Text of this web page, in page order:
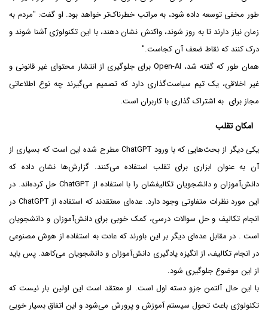
طور مخفی توسعه داده شود، به مراتب خطرناک‌تر خواهد بود. او گفت: "مردم به
زمان نیاز دارند تا به روز شوند، واکنش نشان دهند، با این تکنولوژی آشنا شوند و
درک کنند که نقاط ضعف آن کجاست."
همان طور که گفته شد، Open-AI برای جلوگیری از انتشار محتوای غیر قانونی و
غیر اخلاقی، یک تیم سیاست‌گذاری دارد که تصمیم می‌گیرند چه نوع اطلاعاتی
مجاز برای به اشتراک گذاری با کاربران است.
امکان تقلب
یکی دیگر از بحث‌هایی که با ورود ChatGPT مطرح شده این است که بسیاری از
آن به عنوان ابزاری برای تقلب استفاده می‌کنند. گزارش‌ها نشان داده که
دانش‌آموزان و دانشجویان تکالیفشان را با استفاده از ChatGPT حل کرده‌اند. در
این مورد نظرات متفاوتی وجود دارد. عده‌ای معتقدند که استفاده از ChatGPT در
انجام تکالیف و حل سوالات درسی، کمک خوبی برای دانش‌آموزان و دانشجویان
است . در مقابل عده‌ای دیگر بر این باورند که عادت به استفاده از هوش مصنوعی
در انجام تکالیف، از انگیزه یادگیری دانش‌آموزان و دانشجویان می‌کاهد. پس باید
از این موضوع جلوگیری شود.
با این حال آلتمن جزو دسته اول است. او معتقد است این اولین بار نیست که
تکنولوژی باعث تحول سیستم آموزش و پرورش می‌شود و این اتفاق بسیار خوبی